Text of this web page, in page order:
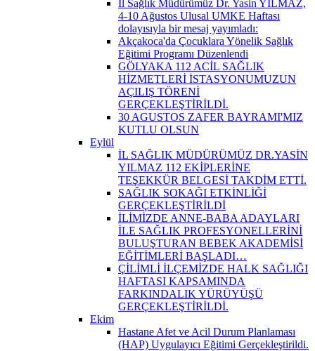
İl Sağlık Müdürümüz Dr. Yasin YILMAZ,
4-10 Ağustos Ulusal UMKE Haftası
dolayısıyla bir mesaj yayımladı:
Akçakoca'da Çocuklara Yönelik Sağlık
Eğitimi Programı Düzenlendi
GÖLYAKA 112 ACİL SAĞLIK
HİZMETLERİ İSTASYONUMUZUN
AÇILIŞ TÖRENİ
GERÇEKLEŞTİRİLDİ.
30 AGUSTOS ZAFER BAYRAMI'MIZ
KUTLU OLSUN
Eylül
İL SAĞLIK MÜDÜRÜMÜZ DR.YASİN
YILMAZ 112 EKİPLERİNE
TEŞEKKÜR BELGESİ TAKDİM ETTİ.
SAĞLIK SOKAĞI ETKİNLİĞİ
GERÇEKLEŞTİRİLDİ
İLİMİZDE ANNE-BABA ADAYLARI
İLE SAĞLIK PROFESYONELLERİNİ
BULUŞTURAN BEBEK AKADEMİSİ
EĞİTİMLERİ BAŞLADI…
ÇİLİMLİ İLÇEMİZDE HALK SAĞLIĞI
HAFTASI KAPSAMINDA
FARKINDALIK YÜRÜYÜŞÜ
GERÇEKLEŞTİRİLDİ.
Ekim
Hastane Afet ve Acil Durum Planlaması
(HAP) Uygulayıcı Eğitimi Gerçekleştirildi.